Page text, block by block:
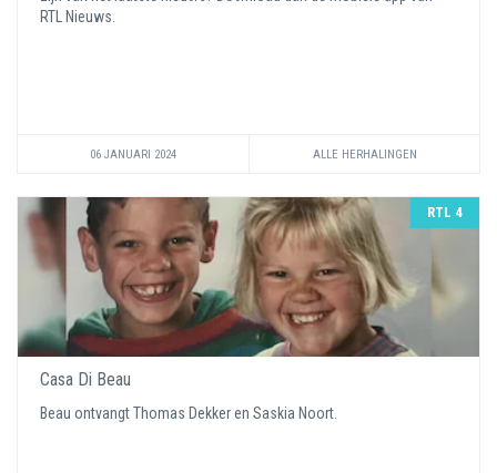
RTL Nieuws.
06 JANUARI 2024 ALLE HERHALINGEN
RTL 4
Casa Di Beau
Beau ontvangt Thomas Dekker en Saskia Noort.